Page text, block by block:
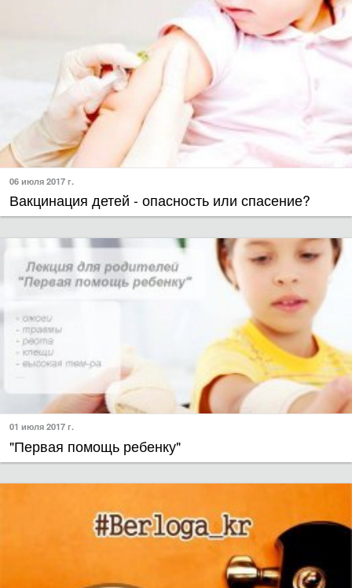
06 июля 2017 г.
Вакцинация детей - опасность или спасение?
01 июля 2017 г.
"Первая помощь ребенку"